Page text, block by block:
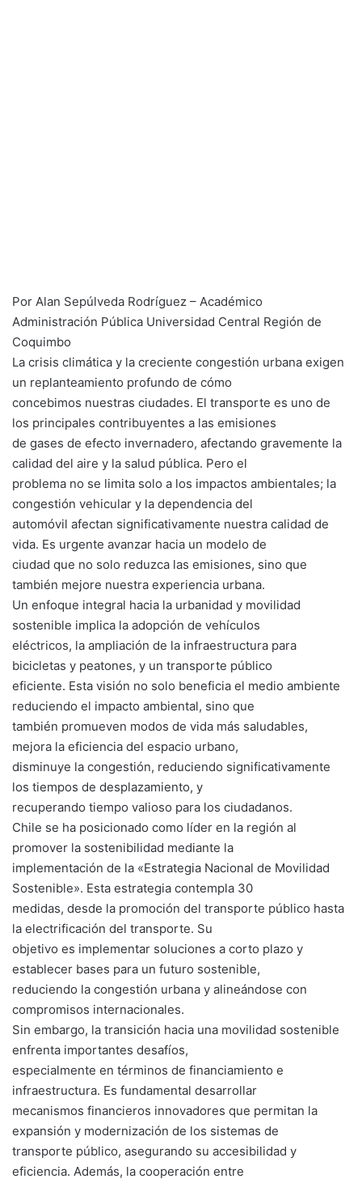
Por Alan Sepúlveda Rodríguez – Académico
Administración Pública Universidad Central Región de
Coquimbo
La crisis climática y la creciente congestión urbana exigen
un replanteamiento profundo de cómo
concebimos nuestras ciudades. El transporte es uno de
los principales contribuyentes a las emisiones
de gases de efecto invernadero, afectando gravemente la
calidad del aire y la salud pública. Pero el
problema no se limita solo a los impactos ambientales; la
congestión vehicular y la dependencia del
automóvil afectan significativamente nuestra calidad de
vida. Es urgente avanzar hacia un modelo de
ciudad que no solo reduzca las emisiones, sino que
también mejore nuestra experiencia urbana.
Un enfoque integral hacia la urbanidad y movilidad
sostenible implica la adopción de vehículos
eléctricos, la ampliación de la infraestructura para
bicicletas y peatones, y un transporte público
eficiente. Esta visión no solo beneficia el medio ambiente
reduciendo el impacto ambiental, sino que
también promueven modos de vida más saludables,
mejora la eficiencia del espacio urbano,
disminuye la congestión, reduciendo significativamente
los tiempos de desplazamiento, y
recuperando tiempo valioso para los ciudadanos.
Chile se ha posicionado como líder en la región al
promover la sostenibilidad mediante la
implementación de la «Estrategia Nacional de Movilidad
Sostenible». Esta estrategia contempla 30
medidas, desde la promoción del transporte público hasta
la electrificación del transporte. Su
objetivo es implementar soluciones a corto plazo y
establecer bases para un futuro sostenible,
reduciendo la congestión urbana y alineándose con
compromisos internacionales.
Sin embargo, la transición hacia una movilidad sostenible
enfrenta importantes desafíos,
especialmente en términos de financiamiento e
infraestructura. Es fundamental desarrollar
mecanismos financieros innovadores que permitan la
expansión y modernización de los sistemas de
transporte público, asegurando su accesibilidad y
eficiencia. Además, la cooperación entre